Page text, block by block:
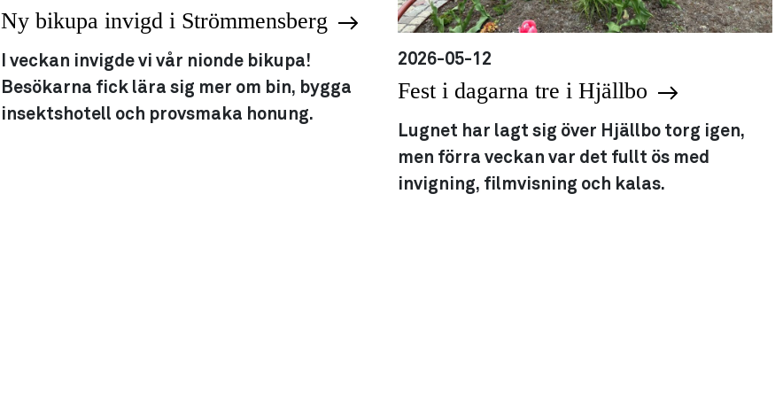
Ny bikupa invigd i Strömmensberg
I veckan invigde vi vår nionde bikupa!
Besökarna fick lära sig mer om bin, bygga
insektshotell och provsmaka honung.
2026-05-12
Fest i dagarna tre i Hjällbo
Lugnet har lagt sig över Hjällbo torg igen,
men förra veckan var det fullt ös med
invigning, filmvisning och kalas.